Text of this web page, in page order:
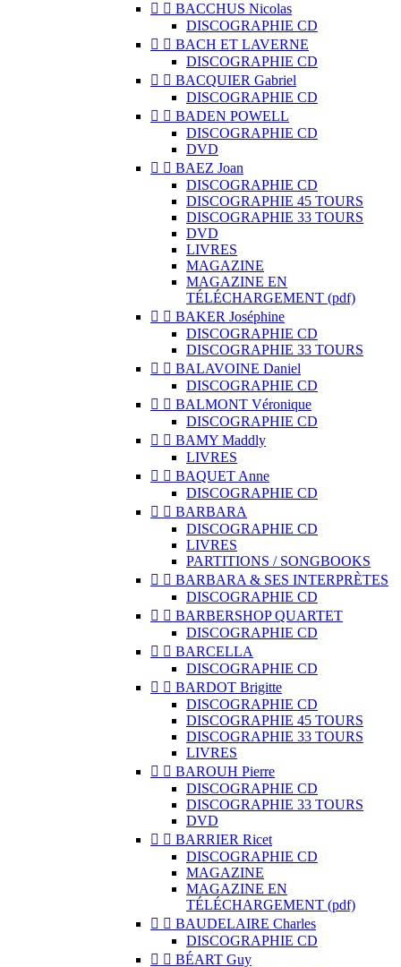
  BACCHUS Nicolas
DISCOGRAPHIE CD
  BACH ET LAVERNE
DISCOGRAPHIE CD
  BACQUIER Gabriel
DISCOGRAPHIE CD
  BADEN POWELL
DISCOGRAPHIE CD
DVD
  BAEZ Joan
DISCOGRAPHIE CD
DISCOGRAPHIE 45 TOURS
DISCOGRAPHIE 33 TOURS
DVD
LIVRES
MAGAZINE
MAGAZINE EN
TÉLÉCHARGEMENT (pdf)
  BAKER Joséphine
DISCOGRAPHIE CD
DISCOGRAPHIE 33 TOURS
  BALAVOINE Daniel
DISCOGRAPHIE CD
  BALMONT Véronique
DISCOGRAPHIE CD
  BAMY Maddly
LIVRES
  BAQUET Anne
DISCOGRAPHIE CD
  BARBARA
DISCOGRAPHIE CD
LIVRES
PARTITIONS / SONGBOOKS
  BARBARA & SES INTERPRÈTES
DISCOGRAPHIE CD
  BARBERSHOP QUARTET
DISCOGRAPHIE CD
  BARCELLA
DISCOGRAPHIE CD
  BARDOT Brigitte
DISCOGRAPHIE CD
DISCOGRAPHIE 45 TOURS
DISCOGRAPHIE 33 TOURS
LIVRES
  BAROUH Pierre
DISCOGRAPHIE CD
DISCOGRAPHIE 33 TOURS
DVD
  BARRIER Ricet
DISCOGRAPHIE CD
MAGAZINE
MAGAZINE EN
TÉLÉCHARGEMENT (pdf)
  BAUDELAIRE Charles
DISCOGRAPHIE CD
  BÉART Guy